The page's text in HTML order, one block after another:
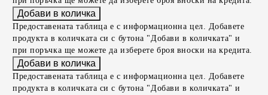
Предоставената таблица е с информационна цел. Добавете
продукта в количката си с бутона "Добави в количката" и
при поръчка ще можете да изберете броя вноски на кредита.
Предоставената таблица е с информационна цел. Добавете
продукта в количката си с бутона "Добави в количката" и